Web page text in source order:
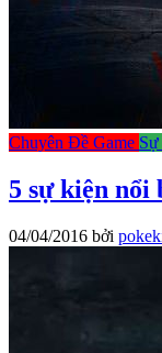
Chuyên Đề Game
5 sự kiện nổi
04/04/2016 bởi